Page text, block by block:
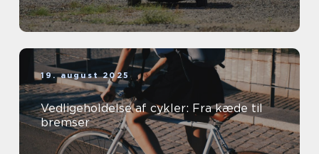
19. august 2025
Vedligeholdelse af cykler: Fra kæde til
bremser